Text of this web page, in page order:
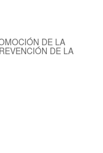
DE LA
DE LA